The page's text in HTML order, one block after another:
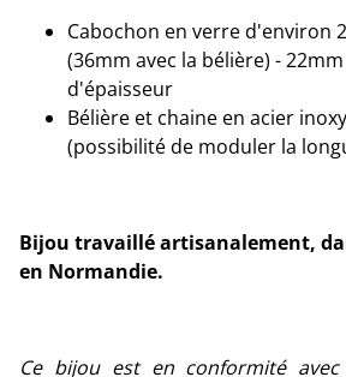
Cabochon en verre d'environ
(36mm avec la bélière) -
d'épaisseur
Bélière et chaine en acier
(possibilité de moduler la
Bijou travaillé artisanalement,
en Normandie.
Ce bijou est en conformité